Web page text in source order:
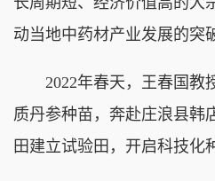
动当地中药材产业发展的突
2022年春天，王春国教
质丹参种苗，奔赴庄浪县韩
田建立试验田，开启科技化